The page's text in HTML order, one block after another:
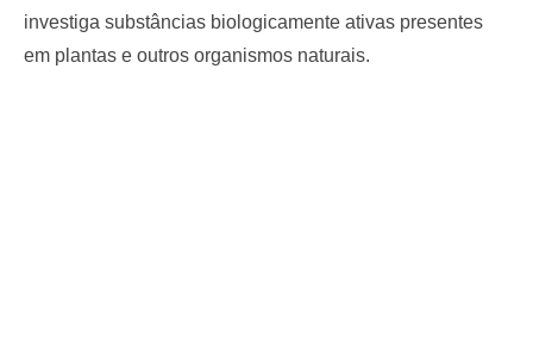
investiga substâncias biologicamente ativas presentes
em plantas e outros organismos naturais.